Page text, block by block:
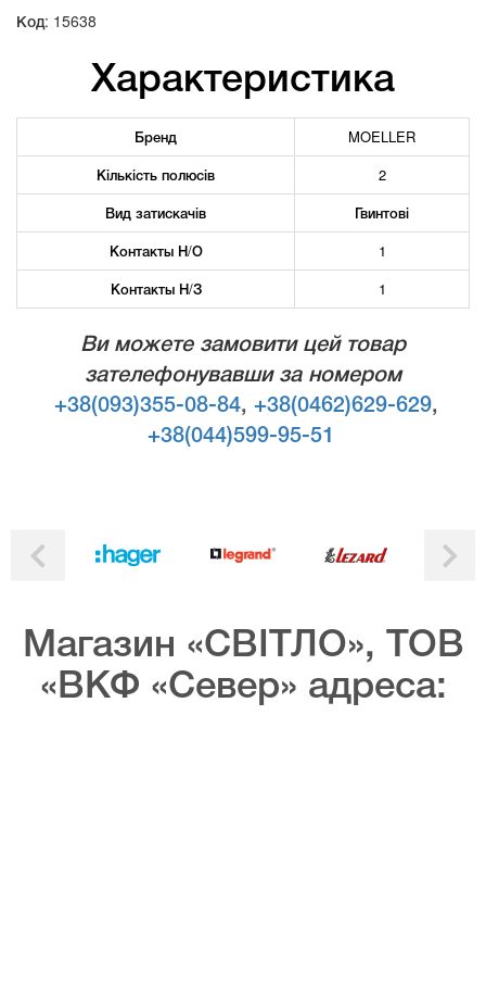
Код: 15638
Характеристика
Бренд
MOELLER
Кількість полюсів
2
Вид затискачів
Гвинтові
Контакты Н/О
1
Контакты Н/З
1
Ви можете замовити цей товар
зателефонувавши за номером
+38(093)355-08-84, +38(0462)629-629,
+38(044)599-95-51
Магазин «СВІТЛО», ТОВ
«ВКФ «Север» адреса: